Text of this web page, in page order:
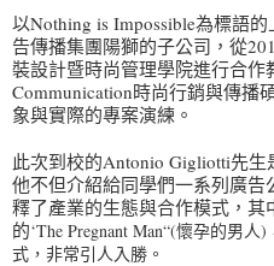
以Nothing is Impossible為標語
告傳播集團陽獅的子公司，從
裝設計暨時尚管理學院進行合作
Communication時尚行銷與傳播
象與實際的專案演練。
此次到校的Antonio Gigliotti先生
他不但介紹給同學們一系列廣
釋了產業的生態與合作模式，
的‘The Pregnant Man“(懷孕的男
式，非常引人入勝。